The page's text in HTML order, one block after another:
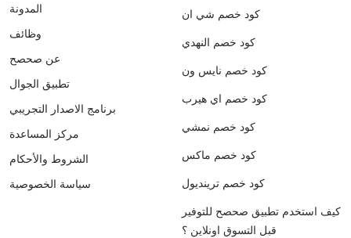
المدونة
وظائف
عن صحصح
تطبيق الجوال
برنامج الاصدار التجريبي
مركز المساعدة
الشروط والأحكام
سياسة الخصوصية
كود خصم شي ان
كود خصم النهدي
كود خصم نايس ون
كود خصم اي هيرب
كود خصم نمشي
كود خصم ماكس
كود خصم ترينديول
كيف استخدم تطبيق صحصح للتوفير
قبل التسوق اونلاين ؟